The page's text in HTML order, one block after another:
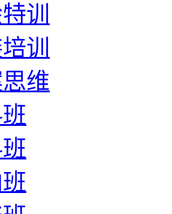
训
训
维